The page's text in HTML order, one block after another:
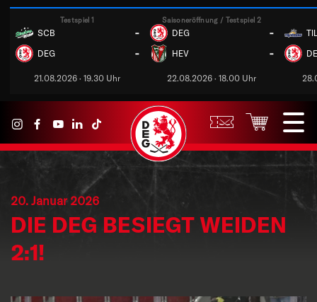
Testspiel 1
SCB -
DEG -
21.08.2026 · 19.30 Uhr
Saisoneröffnung / Testspiel 2
DEG -
HEV -
22.08.2026 · 18.00 Uhr
TIL
20. Januar 2026
DIE DEG BESIEGT WEIDEN
2:1!